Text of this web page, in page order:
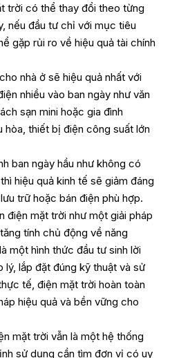
trời có thể thay đổi theo từng
nếu đầu tư chỉ với mục tiêu
gặp rủi ro về hiệu quả tài chính
nhà ở sẽ hiệu quả nhất với
nhiều vào ban ngày như văn
sạn mini hoặc gia đình
thiết bị điện công suất lớn
ban ngày hầu như không có
hiệu quả kinh tế sẽ giảm đáng
trữ hoặc bán điện phù hợp.
điện mặt trời như một giải pháp
tính chủ động về năng
một hình thức đầu tư sinh lời
lý, lắp đặt đúng kỹ thuật và sử
tế, điện mặt trời hoàn toàn
hiệu quả và bền vững cho
mặt trời vẫn là một hệ thống
sử dụng cần tìm đơn vị có uy